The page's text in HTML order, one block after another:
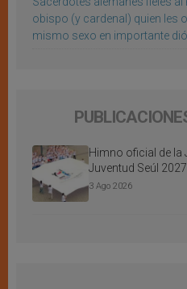
obispo (y cardenal) quien les
mismo sexo en importante
Himno oficial de la
Juventud Seúl 2027
3 Ago 2026